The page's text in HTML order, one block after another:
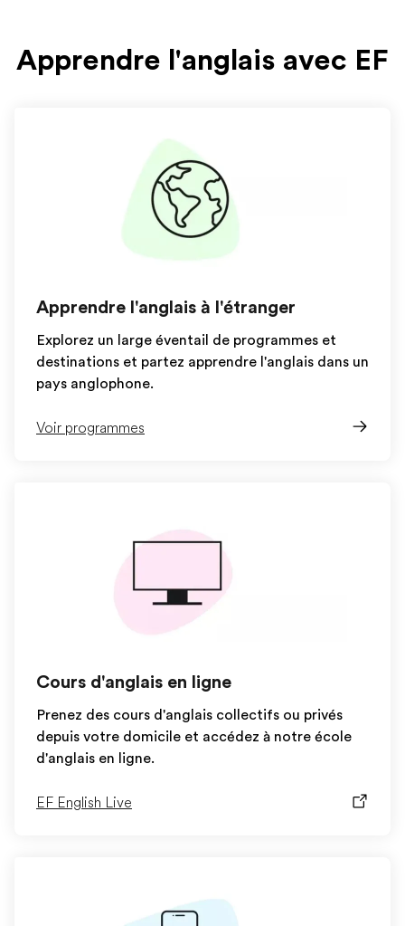
Apprendre l'anglais avec EF
Apprendre l'anglais à l'étranger
Explorez un large éventail de programmes et
destinations et partez apprendre l'anglais dans un
pays anglophone.
Voir programmes
Cours d'anglais en ligne
Prenez des cours d'anglais collectifs ou privés
depuis votre domicile et accédez à notre école
d'anglais en ligne.
EF English Live